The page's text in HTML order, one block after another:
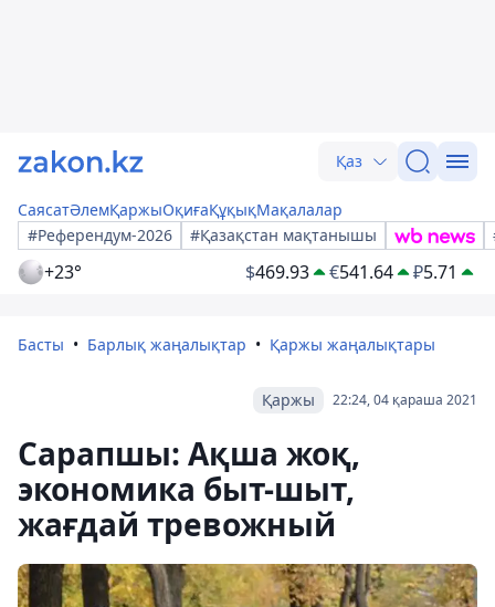
Қаз
СаясатӘлемҚаржыОқиғаҚұқықМақалалар
#Референдум-2026
#Қазақстан мақтанышы
+23° $469.93 €541.64 ₽5.71
Басты Барлық жаңалықтар Қаржы жаңалықтары
22:24, 04 қараша 2021
Қаржы
Сарапшы: Ақша жоқ,
экономика быт-шыт,
жағдай тревожный